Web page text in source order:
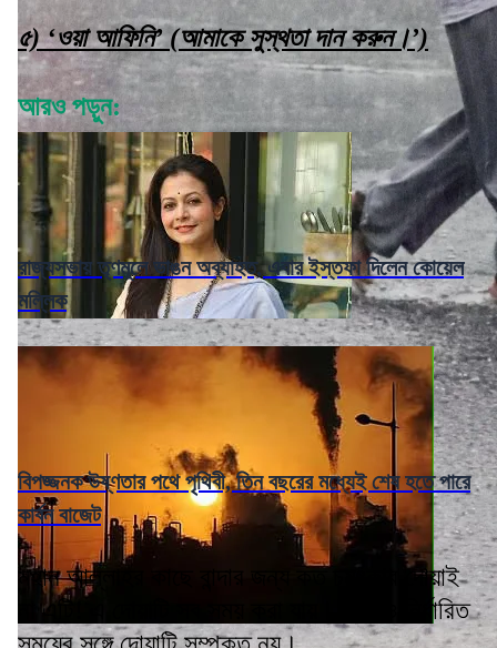
৫) ‘ওয়া আফিনি’ (আমাকে সুস্থতা দান করুন।’)
আরও পড়ুন:
রাজ্যসভায় তৃণমূলে ভাঙন অব্যাহত, এবার ইস্তফা দিলেন কোয়েল
মল্লিক
বিপজ্জনক উষ্ণতার পথে পৃথিবী, তিন বছরের মধ্যেই শেষ হতে পারে
কার্বন বাজেট
মহান আল্লাহর কাছে বান্দার জন্য কত চমৎকার দোয়াই
না এটি! এ দোয়াটি সব সময় করা যায়। কোনও নির্ধারিত